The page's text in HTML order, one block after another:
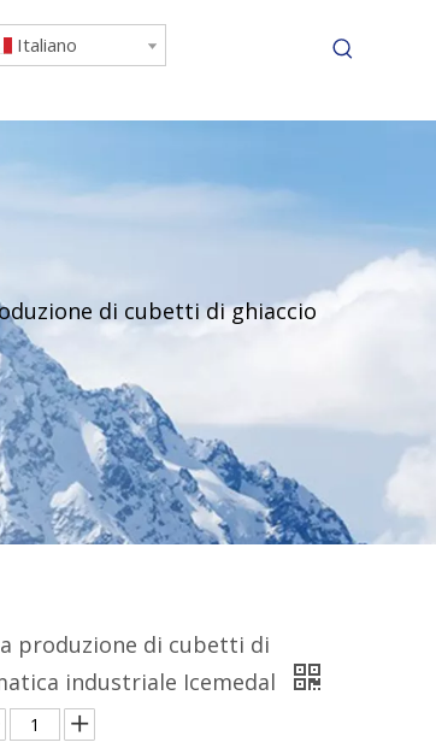
Italiano
di cubetti di ghiaccio
produzione di cubetti di
industriale Icemedal